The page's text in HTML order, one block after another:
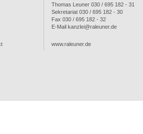
Thomas Leuner 030 / 695 182 - 31
Sekretariat 030 / 695 182 - 30
Fax 030 / 695 182 - 32
E-Mail kanzlei@raleuner.de
www.raleuner.de